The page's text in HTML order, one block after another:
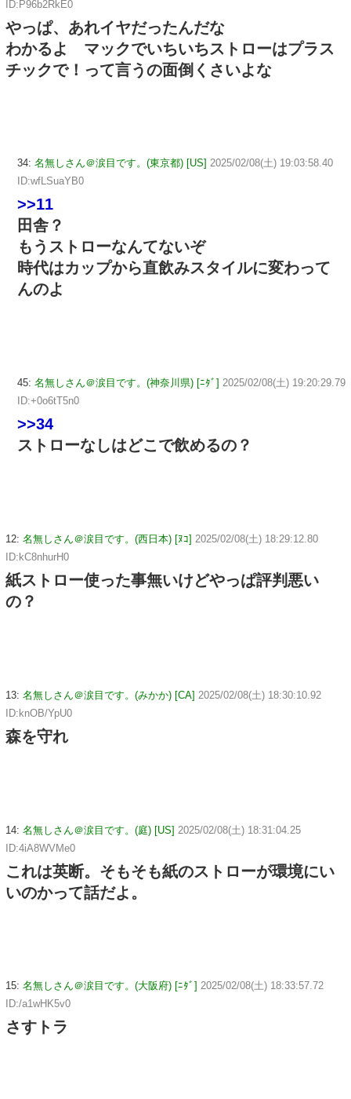
ID:P96b2RkE0
やっぱ、あれイヤだったんだな
わかるよ マックでいちいちストローはプラス
チックで！って言うの面倒くさいよな
34: 名無しさん＠涙目です。(東京都) [US] 2025/02/08(土) 19:03:58.40
ID:wfLSuaYB0
>>11
田舎？
もうストローなんてないぞ
時代はカップから直飲みスタイルに変わって
んのよ
45: 名無しさん＠涙目です。(神奈川県) [ﾆﾀﾞ] 2025/02/08(土) 19:20:29.79
ID:+0o6tT5n0
>>34
ストローなしはどこで飲めるの？
12: 名無しさん＠涙目です。(西日本) [ﾇｺ] 2025/02/08(土) 18:29:12.80
ID:kC8nhurH0
紙ストロー使った事無いけどやっぱ評判悪い
の？
13: 名無しさん＠涙目です。(みかか) [CA] 2025/02/08(土) 18:30:10.92
ID:knOB/YpU0
森を守れ
14: 名無しさん＠涙目です。(庭) [US] 2025/02/08(土) 18:31:04.25
ID:4iA8WVMe0
これは英断。そもそも紙のストローが環境にい
いのかって話だよ。
15: 名無しさん＠涙目です。(大阪府) [ﾆﾀﾞ] 2025/02/08(土) 18:33:57.72
ID:/a1wHK5v0
さすトラ